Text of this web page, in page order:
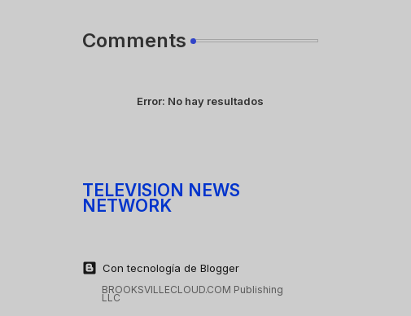
Comments
Error: No hay resultados
TELEVISION NEWS
NETWORK
Con tecnología de Blogger
BROOKSVILLECLOUD.COM Publishing
LLC